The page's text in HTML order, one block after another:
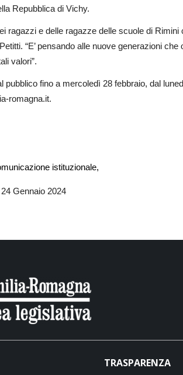
Repubblica di Vichy.
ragazzi e delle ragazze delle scuole di
“E’ pensando alle nuove generazioni
valori”.
pubblico fino a mercoledì 28 febbraio, dal
romagna.it.
istituzionale,
24 Gennaio 2024
TRASPARENZA